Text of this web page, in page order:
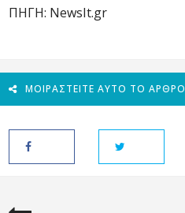
ΠΗΓΗ: NewsIt.gr
ΜΟΙΡΑΣΤΕΊΤΕ ΑΥΤΌ ΤΟ ΆΡΘΡΟ